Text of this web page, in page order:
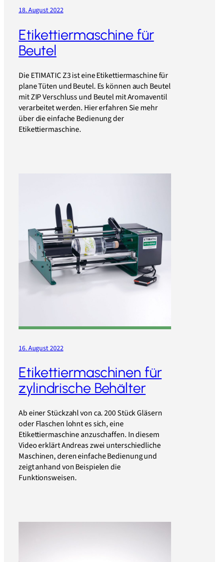
18. August 2022
Etikettiermaschine für
Beutel
Die ETIMATIC Z3 ist eine Etikettiermaschine für
plane Tüten und Beutel. Es können auch Beutel
mit ZIP Verschluss und Beutel mit Aromaventil
verarbeitet werden. Hier erfahren Sie mehr
über die einfache Bedienung der
Etikettiermaschine.
16. August 2022
Etikettiermaschinen für
zylindrische Behälter
Ab einer Stückzahl von ca. 200 Stück Gläsern
oder Flaschen lohnt es sich, eine
Etikettiermaschine anzuschaffen. In diesem
Video erklärt Andreas zwei unterschiedliche
Maschinen, deren einfache Bedienung und
zeigt anhand von Beispielen die
Funktionsweisen.